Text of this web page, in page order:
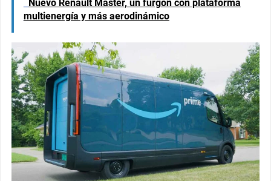
Nuevo Renault Master, un furgón con plataforma
multienergía y más aerodinámico